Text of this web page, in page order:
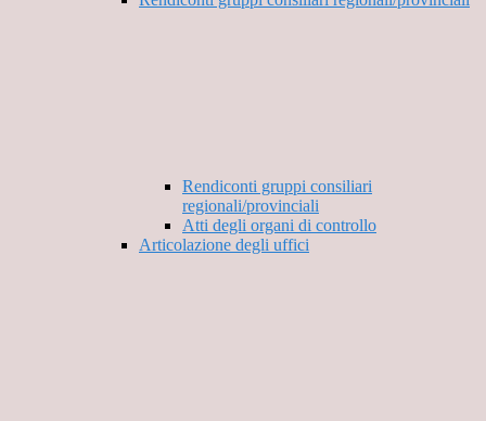
Rendiconti gruppi consiliari
regionali/provinciali
Atti degli organi di controllo
Articolazione degli uffici